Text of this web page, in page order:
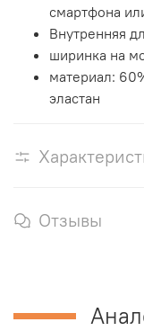
смартфона
Внутренняя
ширинка на
материал:
эластан
Отзывы